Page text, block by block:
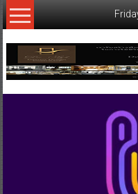
Skip
to
เว็บ
ข่าว